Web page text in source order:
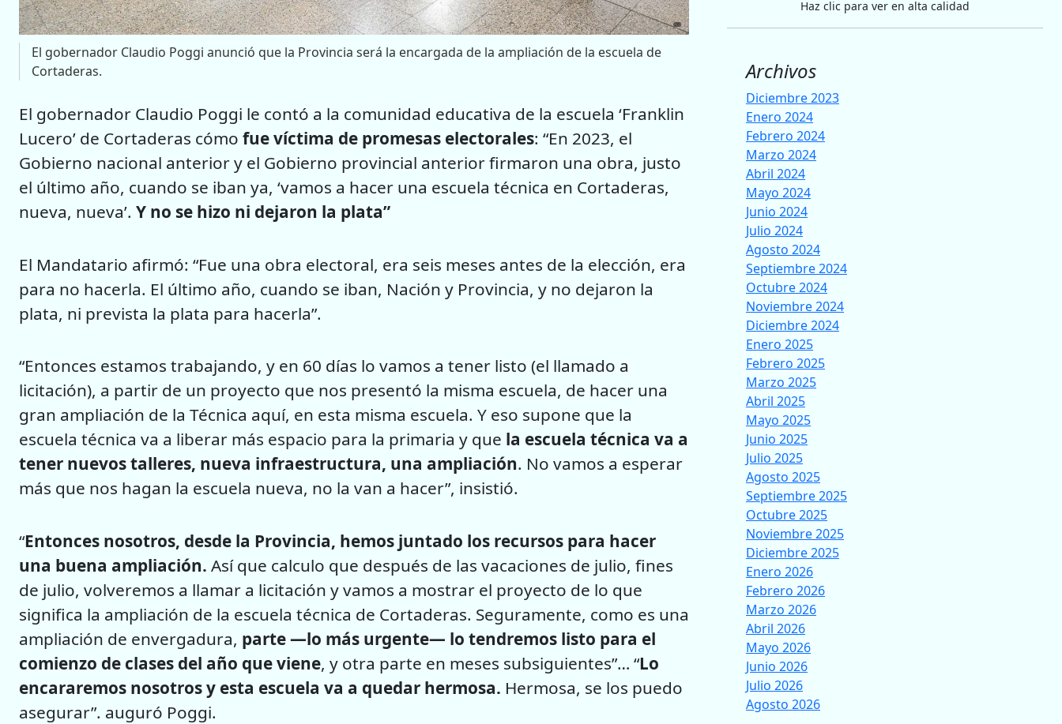
El gobernador Claudio Poggi anunció que la Provincia será la encargada de la ampliación de la escuela de
Cortaderas.
El gobernador Claudio Poggi le contó a la comunidad educativa de la escuela ‘Franklin
Lucero’ de Cortaderas cómo fue víctima de promesas electorales: “En 2023, el
Gobierno nacional anterior y el Gobierno provincial anterior firmaron una obra, justo
el último año, cuando se iban ya, ‘vamos a hacer una escuela técnica en Cortaderas,
nueva, nueva’. Y no se hizo ni dejaron la plata”
El Mandatario afirmó: “Fue una obra electoral, era seis meses antes de la elección, era
para no hacerla. El último año, cuando se iban, Nación y Provincia, y no dejaron la
plata, ni prevista la plata para hacerla”.
“Entonces estamos trabajando, y en 60 días lo vamos a tener listo (el llamado a
licitación), a partir de un proyecto que nos presentó la misma escuela, de hacer una
gran ampliación de la Técnica aquí, en esta misma escuela. Y eso supone que la
escuela técnica va a liberar más espacio para la primaria y que la escuela técnica va a
tener nuevos talleres, nueva infraestructura, una ampliación. No vamos a esperar
más que nos hagan la escuela nueva, no la van a hacer”, insistió.
“Entonces nosotros, desde la Provincia, hemos juntado los recursos para hacer
una buena ampliación. Así que calculo que después de las vacaciones de julio, fines
de julio, volveremos a llamar a licitación y vamos a mostrar el proyecto de lo que
significa la ampliación de la escuela técnica de Cortaderas. Seguramente, como es una
ampliación de envergadura, parte —lo más urgente— lo tendremos listo para el
comienzo de clases del año que viene, y otra parte en meses subsiguientes”… “Lo
encararemos nosotros y esta escuela va a quedar hermosa. Hermosa, se los puedo
asegurar”. auguró Poggi.
Haz clic para ver en alta calidad
Archivos
Diciembre 2023
Enero 2024
Febrero 2024
Marzo 2024
Abril 2024
Mayo 2024
Junio 2024
Julio 2024
Agosto 2024
Septiembre 2024
Octubre 2024
Noviembre 2024
Diciembre 2024
Enero 2025
Febrero 2025
Marzo 2025
Abril 2025
Mayo 2025
Junio 2025
Julio 2025
Agosto 2025
Septiembre 2025
Octubre 2025
Noviembre 2025
Diciembre 2025
Enero 2026
Febrero 2026
Marzo 2026
Abril 2026
Mayo 2026
Junio 2026
Julio 2026
Agosto 2026